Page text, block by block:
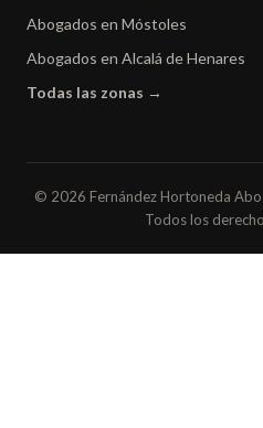
Abogados en Móstoles
Abogados en Alcalá de Henares
Todas las zonas →
© 2026 Fernández Hortoneda
Todos los